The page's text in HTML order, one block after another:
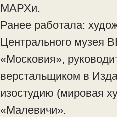
МАРХи.
Ранее работала:
Центрального музея
«Московия»,
верстальщиком в
изостудию (мировая
«Малевичи».